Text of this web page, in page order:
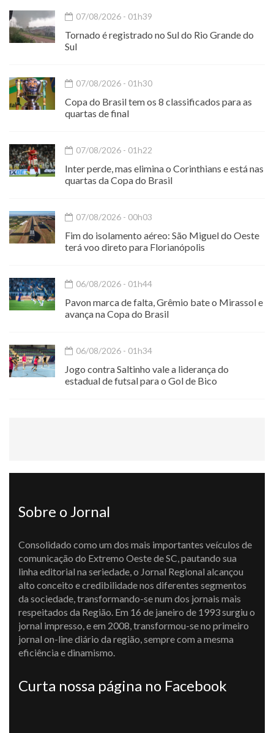
07/08/2026 - 01h39
Tornado é registrado no Sul do Rio Grande do
Sul
07/08/2026 - 01h30
Copa do Brasil tem os 8 classificados para as
quartas de final
07/08/2026 - 01h22
Inter perde, mas elimina o Corinthians e está nas
quartas da Copa do Brasil
07/08/2026 - 00h03
Fim do isolamento aéreo: São Miguel do Oeste
terá voo direto para Florianópolis
06/08/2026 - 01h44
Pavon marca de falta, Grêmio bate o Mirassol e
avança na Copa do Brasil
06/08/2026 - 01h34
Jogo contra Saltinho vale a liderança do
estadual de futsal para o Gol de Bico
Sobre o Jornal
Consolidado como um dos mais importantes veículos de
comunicação do Extremo Oeste de SC, pautando sua
linha editorial na seriedade, o Jornal Regional alcançou
alto conceito e credibilidade nos diferentes segmentos
da sociedade, transformando-se num dos jornais mais
respeitados da Região. Em 16 de janeiro de 1993 surgiu o
jornal impresso, e em 2008, transformou-se no primeiro
jornal on-line diário da região, sempre com a mesma
eficiência e dinamismo.
Curta nossa página no Facebook